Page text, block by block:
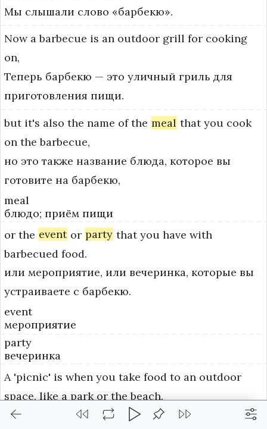
Мы слышали слово «барбекю».
Now a barbecue is an outdoor grill for cooking
on,
Теперь барбекю — это уличный гриль для
приготовления пищи.
but it's also the name of the meal that you cook
on the barbecue,
но это также название блюда, которое вы
готовите на барбекю,
meal
блюдо; приём пищи
or the event or party that you have with
barbecued food.
или мероприятие, или вечеринка, которые вы
устраиваете с барбекю.
event
мероприятие
party
вечеринка
A 'picnic' is when you take food to an outdoor
space, like a park or the beach.
«Пикник» — это когда вы берёте еду на улицу,